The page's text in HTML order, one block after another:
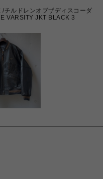
ルドレンオブザディスコーダ
VARSITY JKT BLACK 3